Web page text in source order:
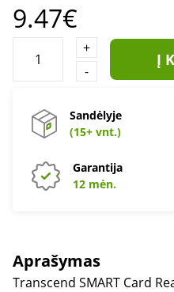
9.47€
+
-
Į
Sandėlyje
(15+ vnt.)
Garantija
12 mėn.
Aprašymas
Transcend SMART Card